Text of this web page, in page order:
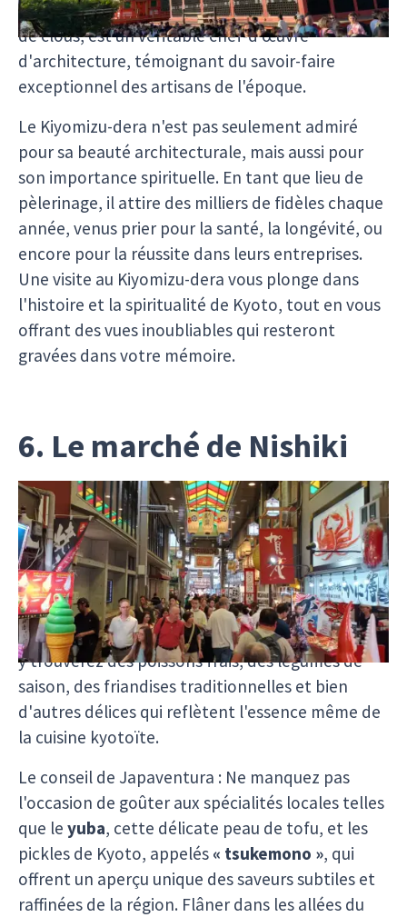
temple, construit au VIIIe siècle sans l'utilisation
de clous, est un véritable chef-d'œuvre
d'architecture, témoignant du savoir-faire
exceptionnel des artisans de l'époque.
Le Kiyomizu-dera n'est pas seulement admiré
pour sa beauté architecturale, mais aussi pour
son importance spirituelle. En tant que lieu de
pèlerinage, il attire des milliers de fidèles chaque
année, venus prier pour la santé, la longévité, ou
encore pour la réussite dans leurs entreprises.
Une visite au Kiyomizu-dera vous plonge dans
l'histoire et la spiritualité de Kyoto, tout en vous
offrant des vues inoubliables qui resteront
gravées dans votre mémoire.
6. Le marché de Nishiki
Pour une immersion totale dans la culture
culinaire de Kyoto, une visite aumarché de
Nishikiest incontournable. Surnommé la «
cuisine de Kyoto », ce marché vibrant et animé
s'étend sur plusieurs ruelles étroites et propose
une incroyable diversité de produits locaux. Vous
y trouverez des poissons frais, des légumes de
saison, des friandises traditionnelles et bien
d'autres délices qui reflètent l'essence même de
la cuisine kyotoïte.
Le conseil de Japaventura : Ne manquez pas
l'occasion de goûter aux spécialités locales telles
que le yuba, cette délicate peau de tofu, et les
pickles de Kyoto, appelés « tsukemono », qui
offrent un aperçu unique des saveurs subtiles et
raffinées de la région. Flâner dans les allées du